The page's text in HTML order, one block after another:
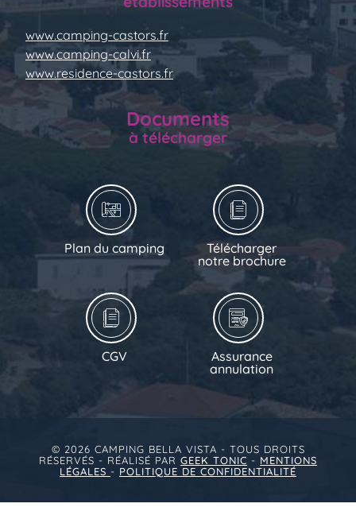
www.camping-castors.fr
www.camping-calvi.fr
www.residence-castors.fr
Documents
à télécharger
Plan du camping
Télécharger
notre brochure
CGV
Assurance
annulation
© 2026 CAMPING BELLA VISTA - TOUS DROITS
RÉSERVÉS - RÉALISÉ PAR GEEK TONIC - MENTIONS
LÉGALES - POLITIQUE DE CONFIDENTIALITÉ